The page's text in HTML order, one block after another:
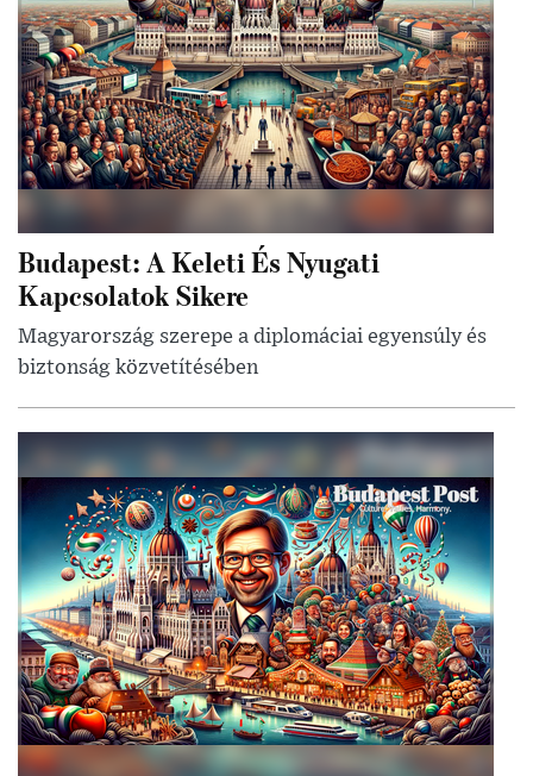
Budapest: A Keleti És Nyugati
Kapcsolatok Sikere
Magyarország szerepe a diplomáciai egyensúly és
biztonság közvetítésében